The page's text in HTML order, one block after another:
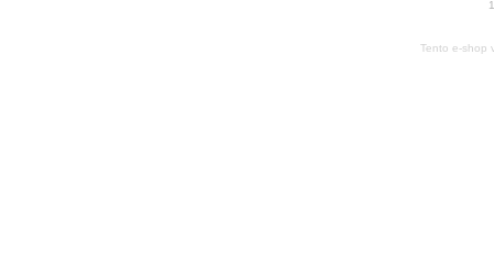
Tento e-shop